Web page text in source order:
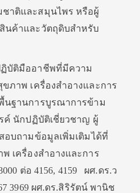
าติและสมุนไพร หรือผู้
นค้าและวัตถุดิบสำหรับ
บัติมืออาชีพที่มีความ
ภาพ เครื่องสำอางและการ
นฐานการบูรณาการข้าม
ค์ นักปฏิบัติเชี่ยวชาญ ผู้
อบถามข้อมูลเพิ่มเติมได้ที่
เครื่องสำอางและการ
ต่อ 4156, 4159 ผศ.ดร.ว
3969 ผศ.ดร.สิริรัตน์ พานิช